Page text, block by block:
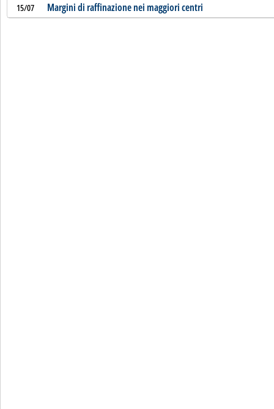
15/07 Margini di raffinazione nei maggiori centri